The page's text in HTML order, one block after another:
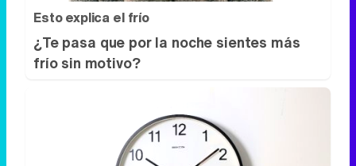
Esto explica el frío
¿Te pasa que por la noche sientes más
frío sin motivo?